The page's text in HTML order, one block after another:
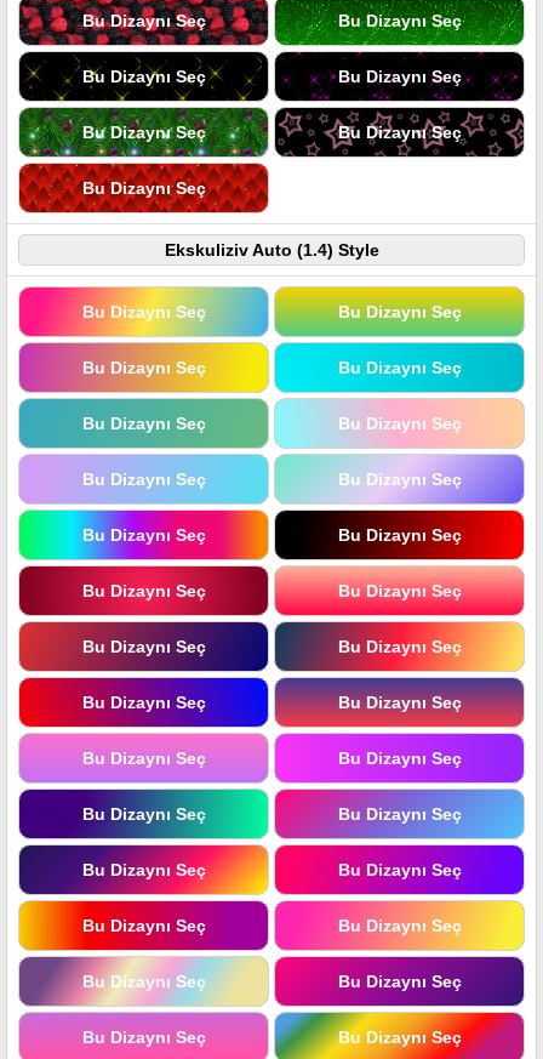
Bu Dizaynı Seç Bu Dizaynı Seç
Bu Dizaynı Seç Bu Dizaynı Seç
Bu Dizaynı Seç Bu Dizaynı Seç
Bu Dizaynı Seç
Ekskuliziv Auto (1.4) Style
Bu Dizaynı Seç Bu Dizaynı Seç
Bu Dizaynı Seç Bu Dizaynı Seç
Bu Dizaynı Seç Bu Dizaynı Seç
Bu Dizaynı Seç Bu Dizaynı Seç
Bu Dizaynı Seç Bu Dizaynı Seç
Bu Dizaynı Seç Bu Dizaynı Seç
Bu Dizaynı Seç Bu Dizaynı Seç
Bu Dizaynı Seç Bu Dizaynı Seç
Bu Dizaynı Seç Bu Dizaynı Seç
Bu Dizaynı Seç Bu Dizaynı Seç
Bu Dizaynı Seç Bu Dizaynı Seç
Bu Dizaynı Seç Bu Dizaynı Seç
Bu Dizaynı Seç Bu Dizaynı Seç
Bu Dizaynı Seç Bu Dizaynı Seç